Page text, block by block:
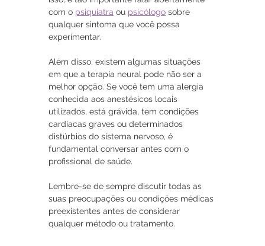
com o psiquiatra ou psicólogo sobre
qualquer sintoma que você possa
experimentar.
Além disso, existem algumas situações
em que a terapia neural pode não ser a
melhor opção. Se você tem uma alergia
conhecida aos anestésicos locais
utilizados, está grávida, tem condições
cardíacas graves ou determinados
distúrbios do sistema nervoso, é
fundamental conversar antes com o
profissional de saúde.
Lembre-se de sempre discutir todas as
suas preocupações ou condições médicas
preexistentes antes de considerar
qualquer método ou tratamento.